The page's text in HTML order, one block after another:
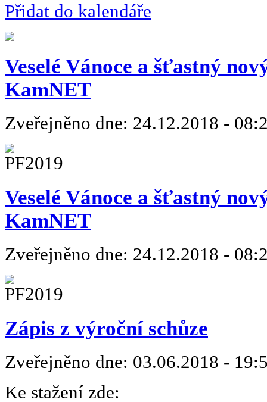
Přidat do kalendáře
Veselé Vánoce a šťastný
KamNET
Zveřejněno dne: 24.12.2018 -
Veselé Vánoce a šťastný
KamNET
Zveřejněno dne: 24.12.2018 -
Zápis z výroční schůze
Zveřejněno dne: 03.06.2018 -
Ke stažení zde: